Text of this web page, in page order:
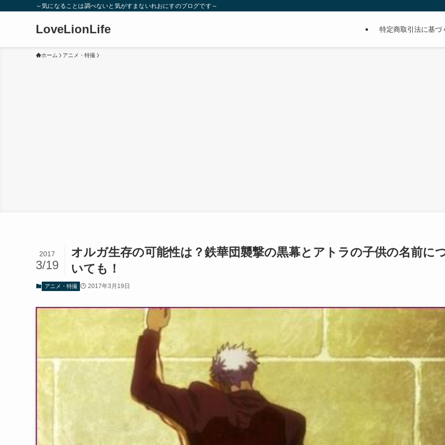
～気になることは調べないと気がすまないれおにすのブログです～
LoveLionLife 特定商取引法に基づ
ホーム アニメ・特撮
オルガ生存の可能性は？鉄華団襲撃の黒幕とアトラの子供の名前に
いても！
2017
3/19
アニメ・特撮 2017年3月19日